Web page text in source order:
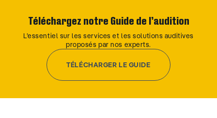
Téléchargez notre Guide de l’audition
L’essentiel sur les services et les solutions auditives
proposés par nos experts.
TÉLÉCHARGER LE GUIDE